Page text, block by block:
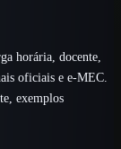
horária, docente,
oficiais e e-MEC.
exemplos